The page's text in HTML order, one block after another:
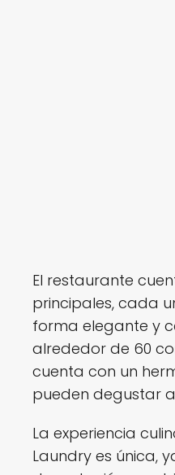
El restaurante
principales, cada
forma elegante y
alrededor de 60
cuenta con un
pueden degustar
La experiencia
Laundry es única,